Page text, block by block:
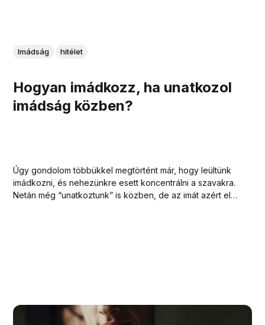
Imádság hitélet
Hogyan imádkozz, ha unatkozol
imádság közben?
Úgy gondolom többükkel megtörtént már, hogy leültünk
imádkozni, és nehezünkre esett koncentrálni a szavakra.
Netán még “unatkoztunk” is közben, de az imát azért el